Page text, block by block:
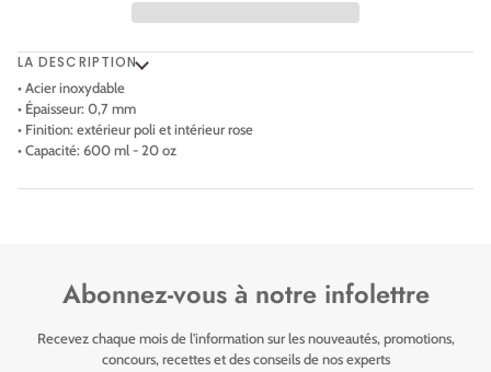
LA DESCRIPTION
• Acier inoxydable
• Épaisseur: 0,7 mm
• Finition: extérieur poli et intérieur rose
• Capacité: 600 ml - 20 oz
Abonnez-vous à notre infolettre
Recevez chaque mois de l'information sur les nouveautés, promotions,
concours, recettes et des conseils de nos experts